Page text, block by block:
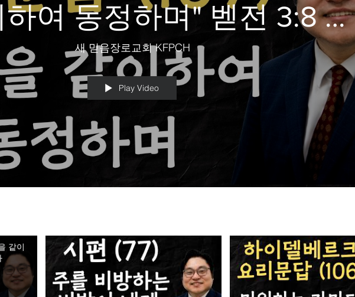
여 동정하며" 벧전 3:8 김
현진 목사
새 믿음장로교회 KFPCH
Play Video
같이